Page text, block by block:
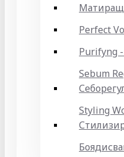
Perfect
Purifyng
Sebum
Styling